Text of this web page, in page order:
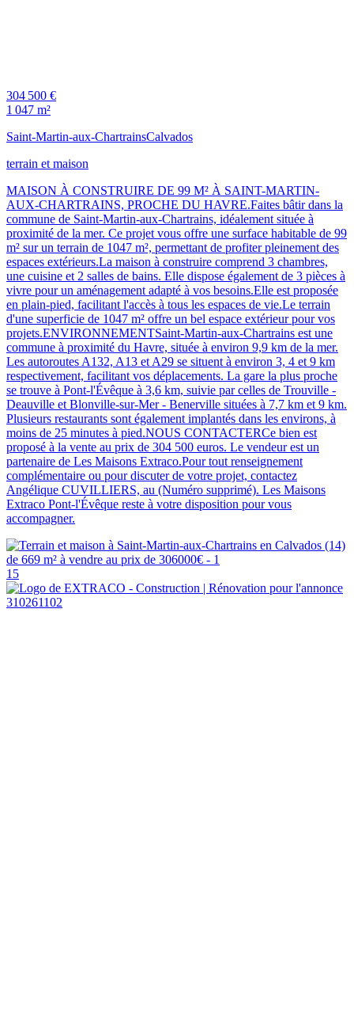
304 500 €
1 047 m²
Saint-Martin-aux-ChartrainsCalvados
terrain et maison
MAISON À CONSTRUIRE DE 99 M² À SAINT-MARTIN-
AUX-CHARTRAINS, PROCHE DU HAVRE.Faites bâtir dans la
commune de Saint-Martin-aux-Chartrains, idéalement située à
proximité de la mer. Ce projet vous offre une surface habitable de 99
m² sur un terrain de 1047 m², permettant de profiter pleinement des
espaces extérieurs.La maison à construire comprend 3 chambres,
une cuisine et 2 salles de bains. Elle dispose également de 3 pièces à
vivre pour un aménagement adapté à vos besoins.Elle est proposée
en plain-pied, facilitant l'accès à tous les espaces de vie.Le terrain
d'une superficie de 1047 m² offre un bel espace extérieur pour vos
projets.ENVIRONNEMENTSaint-Martin-aux-Chartrains est une
commune à proximité du Havre, située à environ 9,9 km de la mer.
Les autoroutes A132, A13 et A29 se situent à environ 3, 4 et 9 km
respectivement, facilitant vos déplacements. La gare la plus proche
se trouve à Pont-l'Évêque à 3,6 km, suivie par celles de Trouville -
Deauville et Blonville-sur-Mer - Benerville situées à 7,7 km et 9 km.
Plusieurs restaurants sont également implantés dans les environs, à
moins de 25 minutes à pied.NOUS CONTACTERCe bien est
proposé à la vente au prix de 304 500 euros. Le vendeur est un
partenaire de Les Maisons Extraco.Pour tout renseignement
complémentaire ou pour discuter de votre projet, contactez
Angélique CUVILLIERS, au (Numéro supprimé). Les Maisons
Extraco Pont-l'Évêque reste à votre disposition pour vous
accompagner.
15